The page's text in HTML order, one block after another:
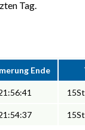
Tag.
Ende